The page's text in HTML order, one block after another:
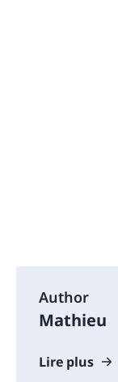
Author
Mathieu
Lire plus